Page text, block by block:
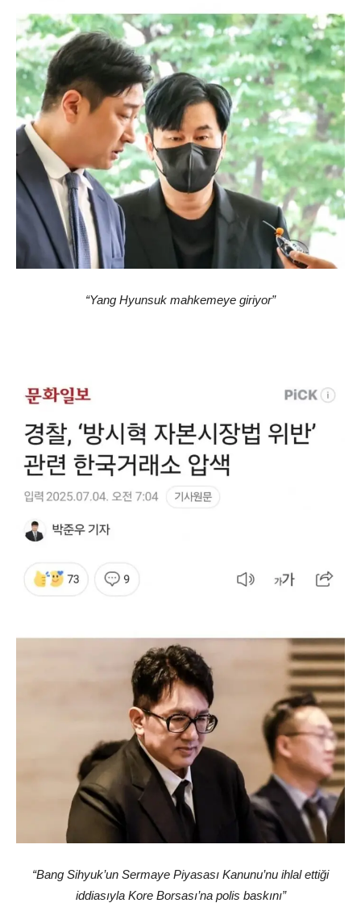
“Yang Hyunsuk mahkemeye giriyor”
“Bang Sihyuk’un Sermaye Piyasası Kanunu’nu ihlal ettiği
iddiasıyla Kore Borsası’na polis baskını”